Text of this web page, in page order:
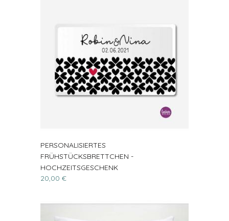
PERSONALISIERTES
FRÜHSTÜCKSBRETTCHEN -
HOCHZEITSGESCHENK
20,00 €